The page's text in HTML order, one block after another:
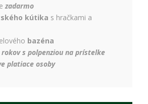
zadarmo
kútika s hračkami a
bazéna
s polpenziou na prístelke
platiace osoby
Používateľská
spokojnosť
Aby naša
stránka počas